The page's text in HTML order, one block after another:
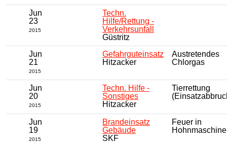
Jun
23
2015
Techn.
Hilfe/Rettung -
Verkehrsunfall
Güstritz
Jun
21
2015
Gefahrguteinsatz
Hitzacker
Austretendes
Chlorgas
Jun
20
2015
Techn. Hilfe -
Sonstiges
Hitzacker
Tierrettung
Jun
19
2015
Brandeinsatz
Gebäude
SKF
Feuer in
Hohnmaschine